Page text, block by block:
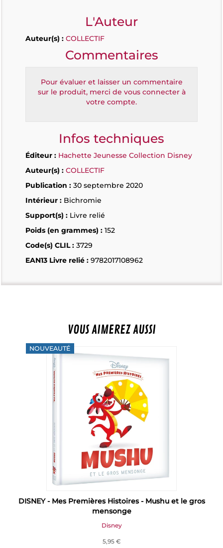
L'Auteur
Auteur(s) : COLLECTIF
Commentaires
Pour évaluer et laisser un commentaire
sur le produit, merci de vous connecter à
votre compte.
Infos techniques
Éditeur : Hachette Jeunesse Collection Disney
Auteur(s) : COLLECTIF
Publication : 30 septembre 2020
Intérieur : Bichromie
Support(s) : Livre relié
Poids (en grammes) : 152
Code(s) CLIL : 3729
EAN13 Livre relié : 9782017108962
VOUS AIMEREZ AUSSI
NOUVEAUTÉ
DISNEY - Mes Premières Histoires - Mushu et le gros
mensonge
Disney
5,95 €